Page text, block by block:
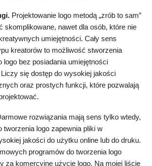
Projektowanie logo metodą „zrób to sam”
skomplikowane, nawet dla osób, które nie
umiejętności. Cały sens
kreatorów to możliwość stworzenia
logo bez posiadania umiejętności
się dostęp do wysokiej jakości
oraz prostych funkcji, które pozwalają
rozwiązania mają sens tylko wtedy,
tworzenia logo zapewnia pliki w
jakości do użytku online lub do druku.
programów do tworzenia logo
za komercyjne użycie logo. Na mojej liście